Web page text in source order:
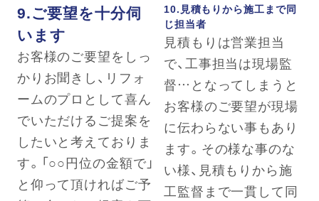
9.ご要望を十分伺
います
お客様のご要望をしっ
かりお聞きし、リフォ
ームのプロとして喜ん
でいただけるご提案を
したいと考えておりま
す。「○○円位の金額で」
と仰って頂ければご予
10.見積もりから施工まで同
じ担当者
見積もりは営業担当
で、工事担当は現場監
督…となってしまうと
お客様のご要望が現場
に伝わらない事もあり
ます。その様な事のな
い様、見積もりから施
工監督まで一貫して同